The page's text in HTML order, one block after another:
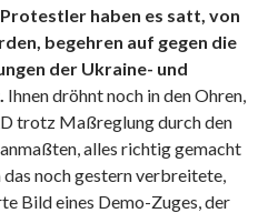
haben es satt, von
begehren auf gegen die
der Ukraine- und
Ihnen dröhnt noch in den Ohren,
trotz Maßreglung durch den
alles richtig gemacht
das noch gestern verbreitete,
Bild eines Demo-Zuges, der